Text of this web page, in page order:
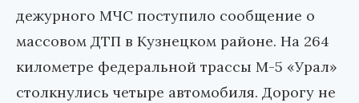
дежурного МЧС поступило сообщение о
массовом ДТП в Кузнецком районе. На 264
километре федеральной трассы М-5 «Урал»
столкнулись четыре автомобиля. Дорогу не